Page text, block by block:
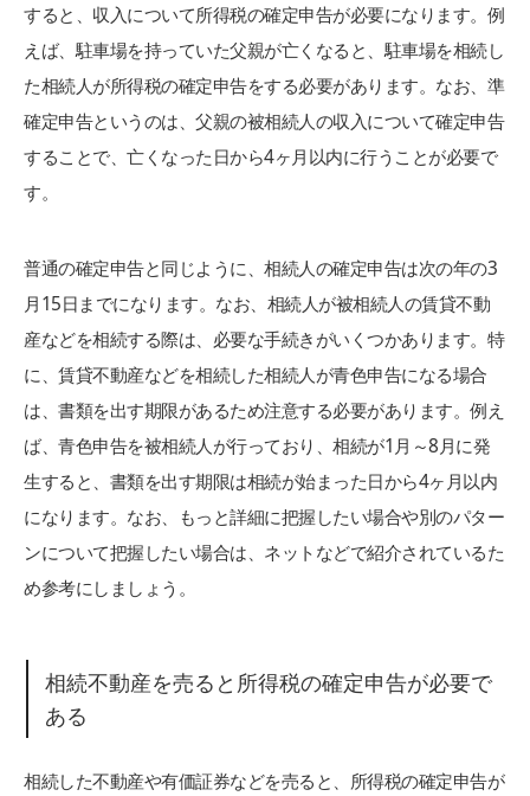
すると、収入について所得税の確定申告が必要になります。例
えば、駐車場を持っていた父親が亡くなると、駐車場を相続し
た相続人が所得税の確定申告をする必要があります。なお、準
確定申告というのは、父親の被相続人の収入について確定申告
することで、亡くなった日から4ヶ月以内に行うことが必要で
す。
普通の確定申告と同じように、相続人の確定申告は次の年の3
月15日までになります。なお、相続人が被相続人の賃貸不動
産などを相続する際は、必要な手続きがいくつかあります。特
に、賃貸不動産などを相続した相続人が青色申告になる場合
は、書類を出す期限があるため注意する必要があります。例え
ば、青色申告を被相続人が行っており、相続が1月～8月に発
生すると、書類を出す期限は相続が始まった日から4ヶ月以内
になります。なお、もっと詳細に把握したい場合や別のパター
ンについて把握したい場合は、ネットなどで紹介されているた
め参考にしましょう。
相続不動産を売ると所得税の確定申告が必要で
ある
相続した不動産や有価証券などを売ると、所得税の確定申告が